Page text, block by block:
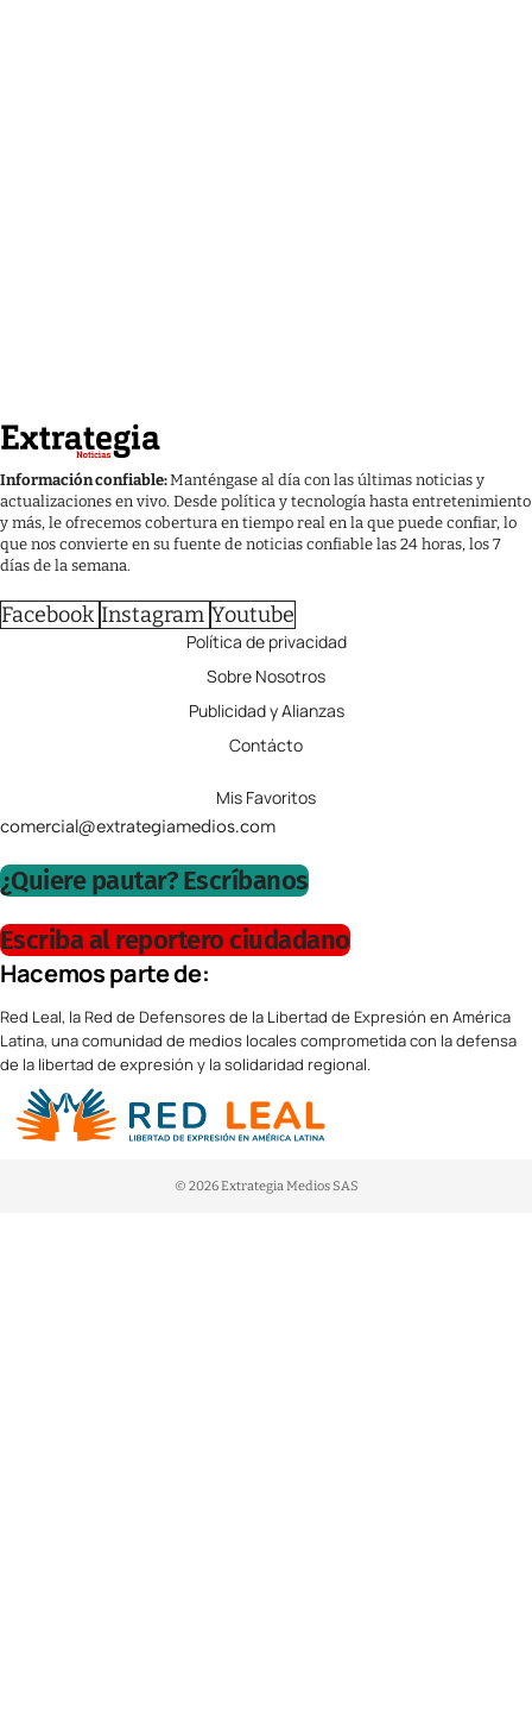
Información confiable:Manténgase al día con las últimas noticias y
actualizaciones en vivo. Desde política y tecnología hasta entretenimiento
y más, le ofrecemos cobertura en tiempo real en la que puede confiar, lo
que nos convierte en su fuente de noticias confiable las 24 horas, los 7
días de la semana.
Facebook Instagram Youtube
Política de privacidad
Sobre Nosotros
Publicidad y Alianzas
Contácto
Mis Favoritos
comercial@extrategiamedios.com
¿Quiere pautar? Escríbanos
Escriba al reportero ciudadano
Hacemos parte de:
Red Leal, la Red de Defensores de la Libertad de Expresión en América
Latina, una comunidad de medios locales comprometida con la defensa
de la libertad de expresión y la solidaridad regional.
© 2026 Extrategia Medios SAS